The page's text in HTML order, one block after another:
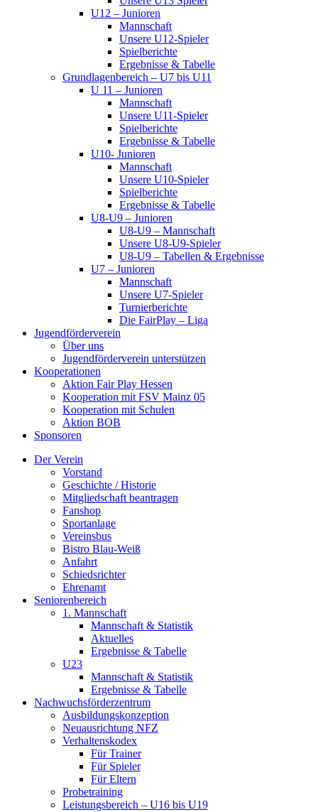
U12 – Junioren
Mannschaft
Unsere U12-Spieler
Spielberichte
Ergebnisse & Tabelle
Grundlagenbereich – U7 bis U11
U 11 – Junioren
Mannschaft
Unsere U11-Spieler
Spielberichte
Ergebnisse & Tabelle
U10- Junioren
Mannschaft
Unsere U10-Spieler
Spielberichte
Ergebnisse & Tabelle
U8-U9 – Junioren
U8-U9 – Mannschaft
Unsere U8-U9-Spieler
U8-U9 – Tabellen & Ergebnisse
U7 – Junioren
Mannschaft
Unsere U7-Spieler
Turnierberichte
Die FairPlay – Liga
Jugendförderverein
Über uns
Jugendförderverein unterstützen
Kooperationen
Aktion Fair Play Hessen
Kooperation mit FSV Mainz 05
Kooperation mit Schulen
Aktion BOB
Sponsoren
Der Verein
Vorstand
Geschichte / Historie
Mitgliedschaft beantragen
Fanshop
Sportanlage
Vereinsbus
Bistro Blau-Weiß
Anfahrt
Schiedsrichter
Ehrenamt
Seniorenbereich
1. Mannschaft
Mannschaft & Statistik
Aktuelles
Ergebnisse & Tabelle
U23
Mannschaft & Statistik
Ergebnisse & Tabelle
Nachwuchsförderzentrum
Ausbildungskonzeption
Neuausrichtung NFZ
Verhaltenskodex
Für Trainer
Für Spieler
Für Eltern
Probetraining
Leistungsbereich – U16 bis U19